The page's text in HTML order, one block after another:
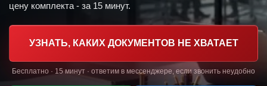
цену комплекта - за 15 минут.
УЗНАТЬ, КАКИХ ДОКУМЕНТОВ НЕ ХВАТАЕТ
Бесплатно · 15 минут · ответим в мессенджере, если звонить неудобно